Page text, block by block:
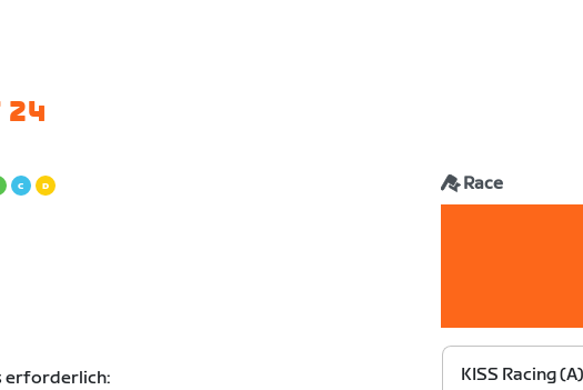
24
Race
erforderlich: KISS Racing (A)